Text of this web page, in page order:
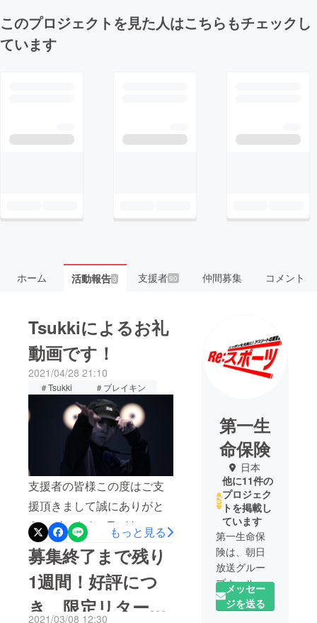
このプロジェクトを見た人はこちらもチェックし
ています
ホーム 活動報告3 支援者90 仲間募集 コメント
Tsukkiによるお礼
動画です！
2021/04/28 21:10
＃Tsukki ＃ブレイキン
支援者の皆様この度はご支
援頂きまして誠にありがと
うございます。Tsukkiによ
るお礼動画です。是非ご覧
ください。
https://youtu.be/jnqz0mAZdS
0引き続きTsukkiの応援をよ
もっと見る
募集終了まで残り
1週間！好評につ
き、限定リターン
2021/03/08 12:30
第一生
命保険
日本
他に11件の
プロジェク
トを掲載し
ています
第一生命保
険は、朝日
放送グルー
プホール
ディングス
と共に、若
メッセー
ジを送る